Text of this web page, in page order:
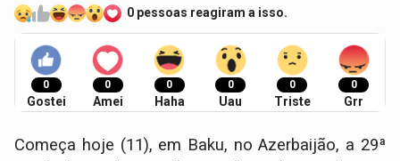
0 pessoas reagiram a isso.
0
Gostei
0
Amei
0
Haha
0
Uau
0
Triste
0
Grr
Começa hoje (11), em Baku, no Azerbaijão, a 29ª